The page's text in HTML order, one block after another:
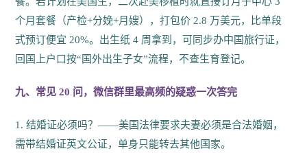
个月套餐（产检+分娩+月嫂），打包价 2.8 万美元，比单段
式预订便宜 20%。出生纸 4 周拿到，可同步办中国旅行证，
回国上户口按“国外出生子女”流程，不查生育登记。
九、常见 20 问，微信群里最高频的疑惑一次答完
1. 结婚证必须吗？——美国法律要求夫妻必须是合法婚姻，
需带结婚证英文公证，单身只能转去其他国家。